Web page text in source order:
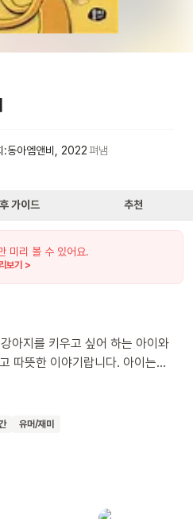
:동아엠앤비 2022펴냄
가이드 추천
미리 볼 수 있어요.
보기 >
아지를 키우고 싶어 하는 아이와
따뜻한 이야기랍니다. 아이는
마의 숨겨진 사연을 통해 가족의
니다. 함께하는 동안 아이의
유머/재미